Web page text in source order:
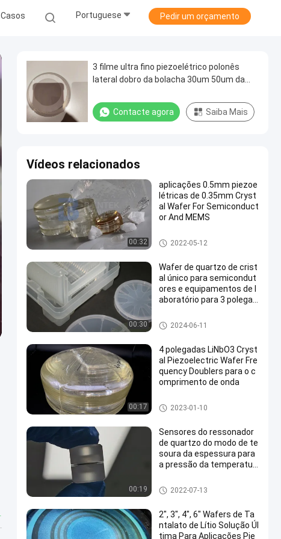
Casos Portuguese Pedir um orçamento
3 filme ultra fino piezoelétrico polonês
lateral dobro da bolacha 30um 50um da
Contacte agora Saiba Mais
Vídeos relacionados
00:32
aplicações 0.5mm piezoe
létricas de 0.35mm Cryst
al Wafer For Semiconduct
or And MEMS
Wafer Piezoelétrico
2022-05-12
00:30
Wafer de quartzo de crist
al único para semicondut
ores e equipamentos de l
aboratório para 3 polegad
Wafer Piezoelétrico
2024-06-11
00:17
4 polegadas LiNbO3 Cryst
al Piezoelectric Wafer Fre
quency Doublers para o c
omprimento de onda
Wafer Piezoelétrico
2023-01-10
00:19
Sensores do ressonador
de quartzo do modo de te
soura da espessura para
a pressão da temperatur
Wafer Piezoelétrico
2022-07-13
2", 3", 4", 6" Wafers de Ta
ntalato de Lítio Solução Úl
tima Para Aplicações Pie